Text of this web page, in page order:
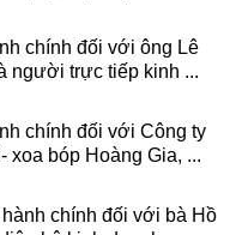
chính đối với ông Lê
người trực tiếp kinh ...
chính đối với Công ty
xoa bóp Hoàng Gia, ...
chính đối với bà Hồ